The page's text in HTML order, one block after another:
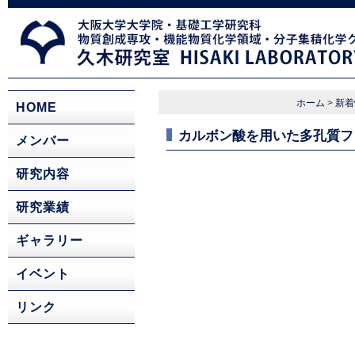
ホーム > 新
カルボン酸を用いた多孔質
HOME
メンバー
研究内容
研究業績
ギャラリー
イベント
リンク